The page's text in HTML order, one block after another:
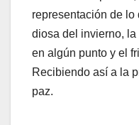
representación de lo
diosa del invierno,
en algún punto y el
Recibiendo así a la
paz.